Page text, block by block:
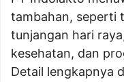
tambahan, seperti
tunjangan hari
kesehatan, dan
Detail lengkapnya